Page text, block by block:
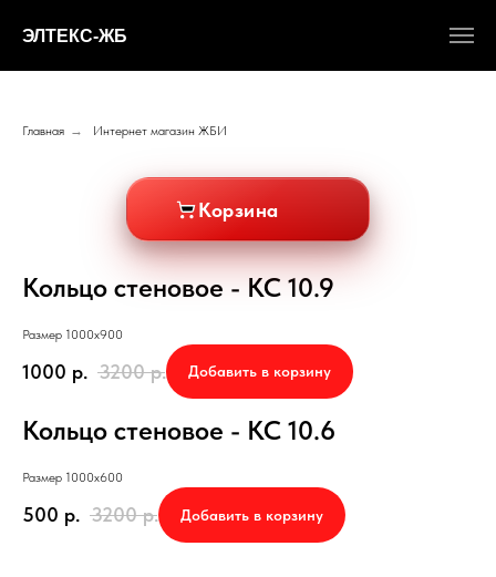
ЭЛТЕКС-ЖБ
Главная → Интернет магазин ЖБИ
Корзина
Кольцо стеновое - КС 10.9
Размер 1000х900
1000 р. 3200 р. Добавить в корзину
Кольцо стеновое - КС 10.6
Размер 1000х600
500 р. 3200 р. Добавить в корзину